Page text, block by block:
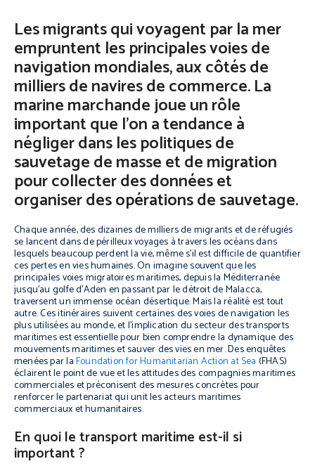
Les migrants qui voyagent par la mer
empruntent les principales voies de
navigation mondiales, aux côtés de
milliers de navires de commerce. La
marine marchande joue un rôle
important que l’on a tendance à
négliger dans les politiques de
sauvetage de masse et de migration
pour collecter des données et
organiser des opérations de sauvetage.
Chaque année, des dizaines de milliers de migrants et de réfugiés
se lancent dans de périlleux voyages à travers les océans dans
lesquels beaucoup perdent la vie, même s’il est difficile de quantifier
ces pertes en vies humaines. On imagine souvent que les
principales voies migratoires maritimes, depuis la Méditerranée
jusqu’au golfe d’Aden en passant par le détroit de Malacca,
traversent un immense océan désertique. Mais la réalité est tout
autre. Ces itinéraires suivent certaines des voies de navigation les
plus utilisées au monde, et l’implication du secteur des transports
maritimes est essentielle pour bien comprendre la dynamique des
mouvements maritimes et sauver des vies en mer. Des enquêtes
menées par laFoundation for Humanitarian Action at Sea (FHAS)
éclairent le point de vue et les attitudes des compagnies maritimes
commerciales et préconisent des mesures concrètes pour
renforcer le partenariat qui unit les acteurs maritimes
commerciaux et humanitaires.
En quoi le transport maritime est-il si
important ?